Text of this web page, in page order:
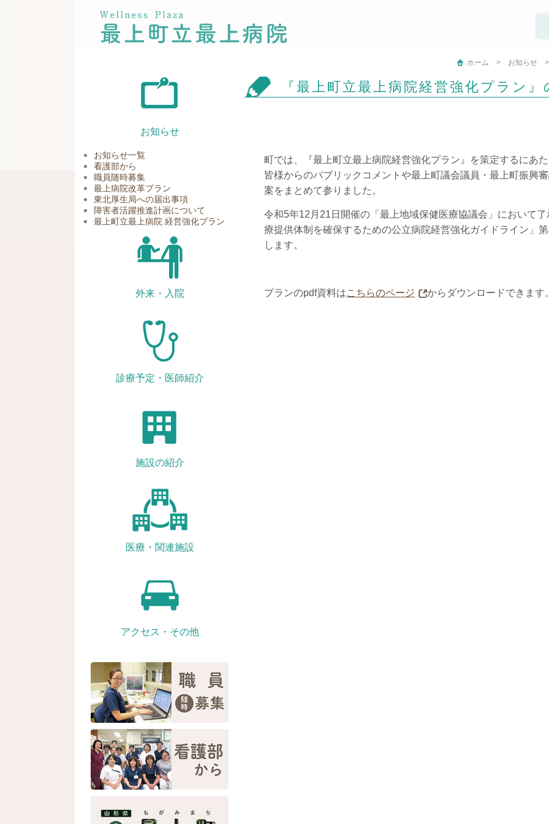
お知らせ
お知らせ一覧
看護部から
職員随時募集
最上病院改革プラン
東北厚生局への届出事項
障害者活躍推進計画について
最上町立最上病院 経営強化プラン
外来・入院
診療予定・医師紹介
施設の紹介
医療・関連施設
アクセス・その他
ホーム お知らせ
『最上町立最上病院経営強化プラン
町では、『最上町立最上病院経営強化プラン』を策定するにあ
皆様からのパブリックコメントや最上町議会議員・最上町振興
案をまとめて参りました。
令和5年12月21日開催の「最上地域保健医療協議会」において
療提供体制を確保するための公立病院経営強化ガイドライン」
します。
プランのpdf資料はこちらのページ からダウンロードできます